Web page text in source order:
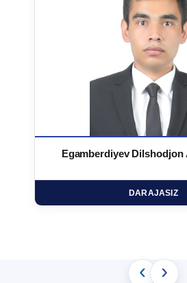
Egamberdiyev
DARAJASIZ
‹ ›